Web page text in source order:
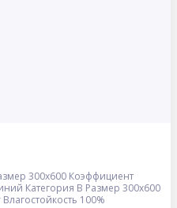
300x600 Коэффициент
Категория B Размер 300x600
Влагостойкость 100%